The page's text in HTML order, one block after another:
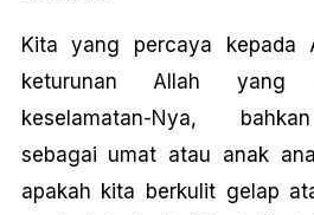
Kita yang percaya kepada
keturunan Allah yang
keselamatan-Nya,
sebagai umat atau anak
apakah kita berkulit gelap